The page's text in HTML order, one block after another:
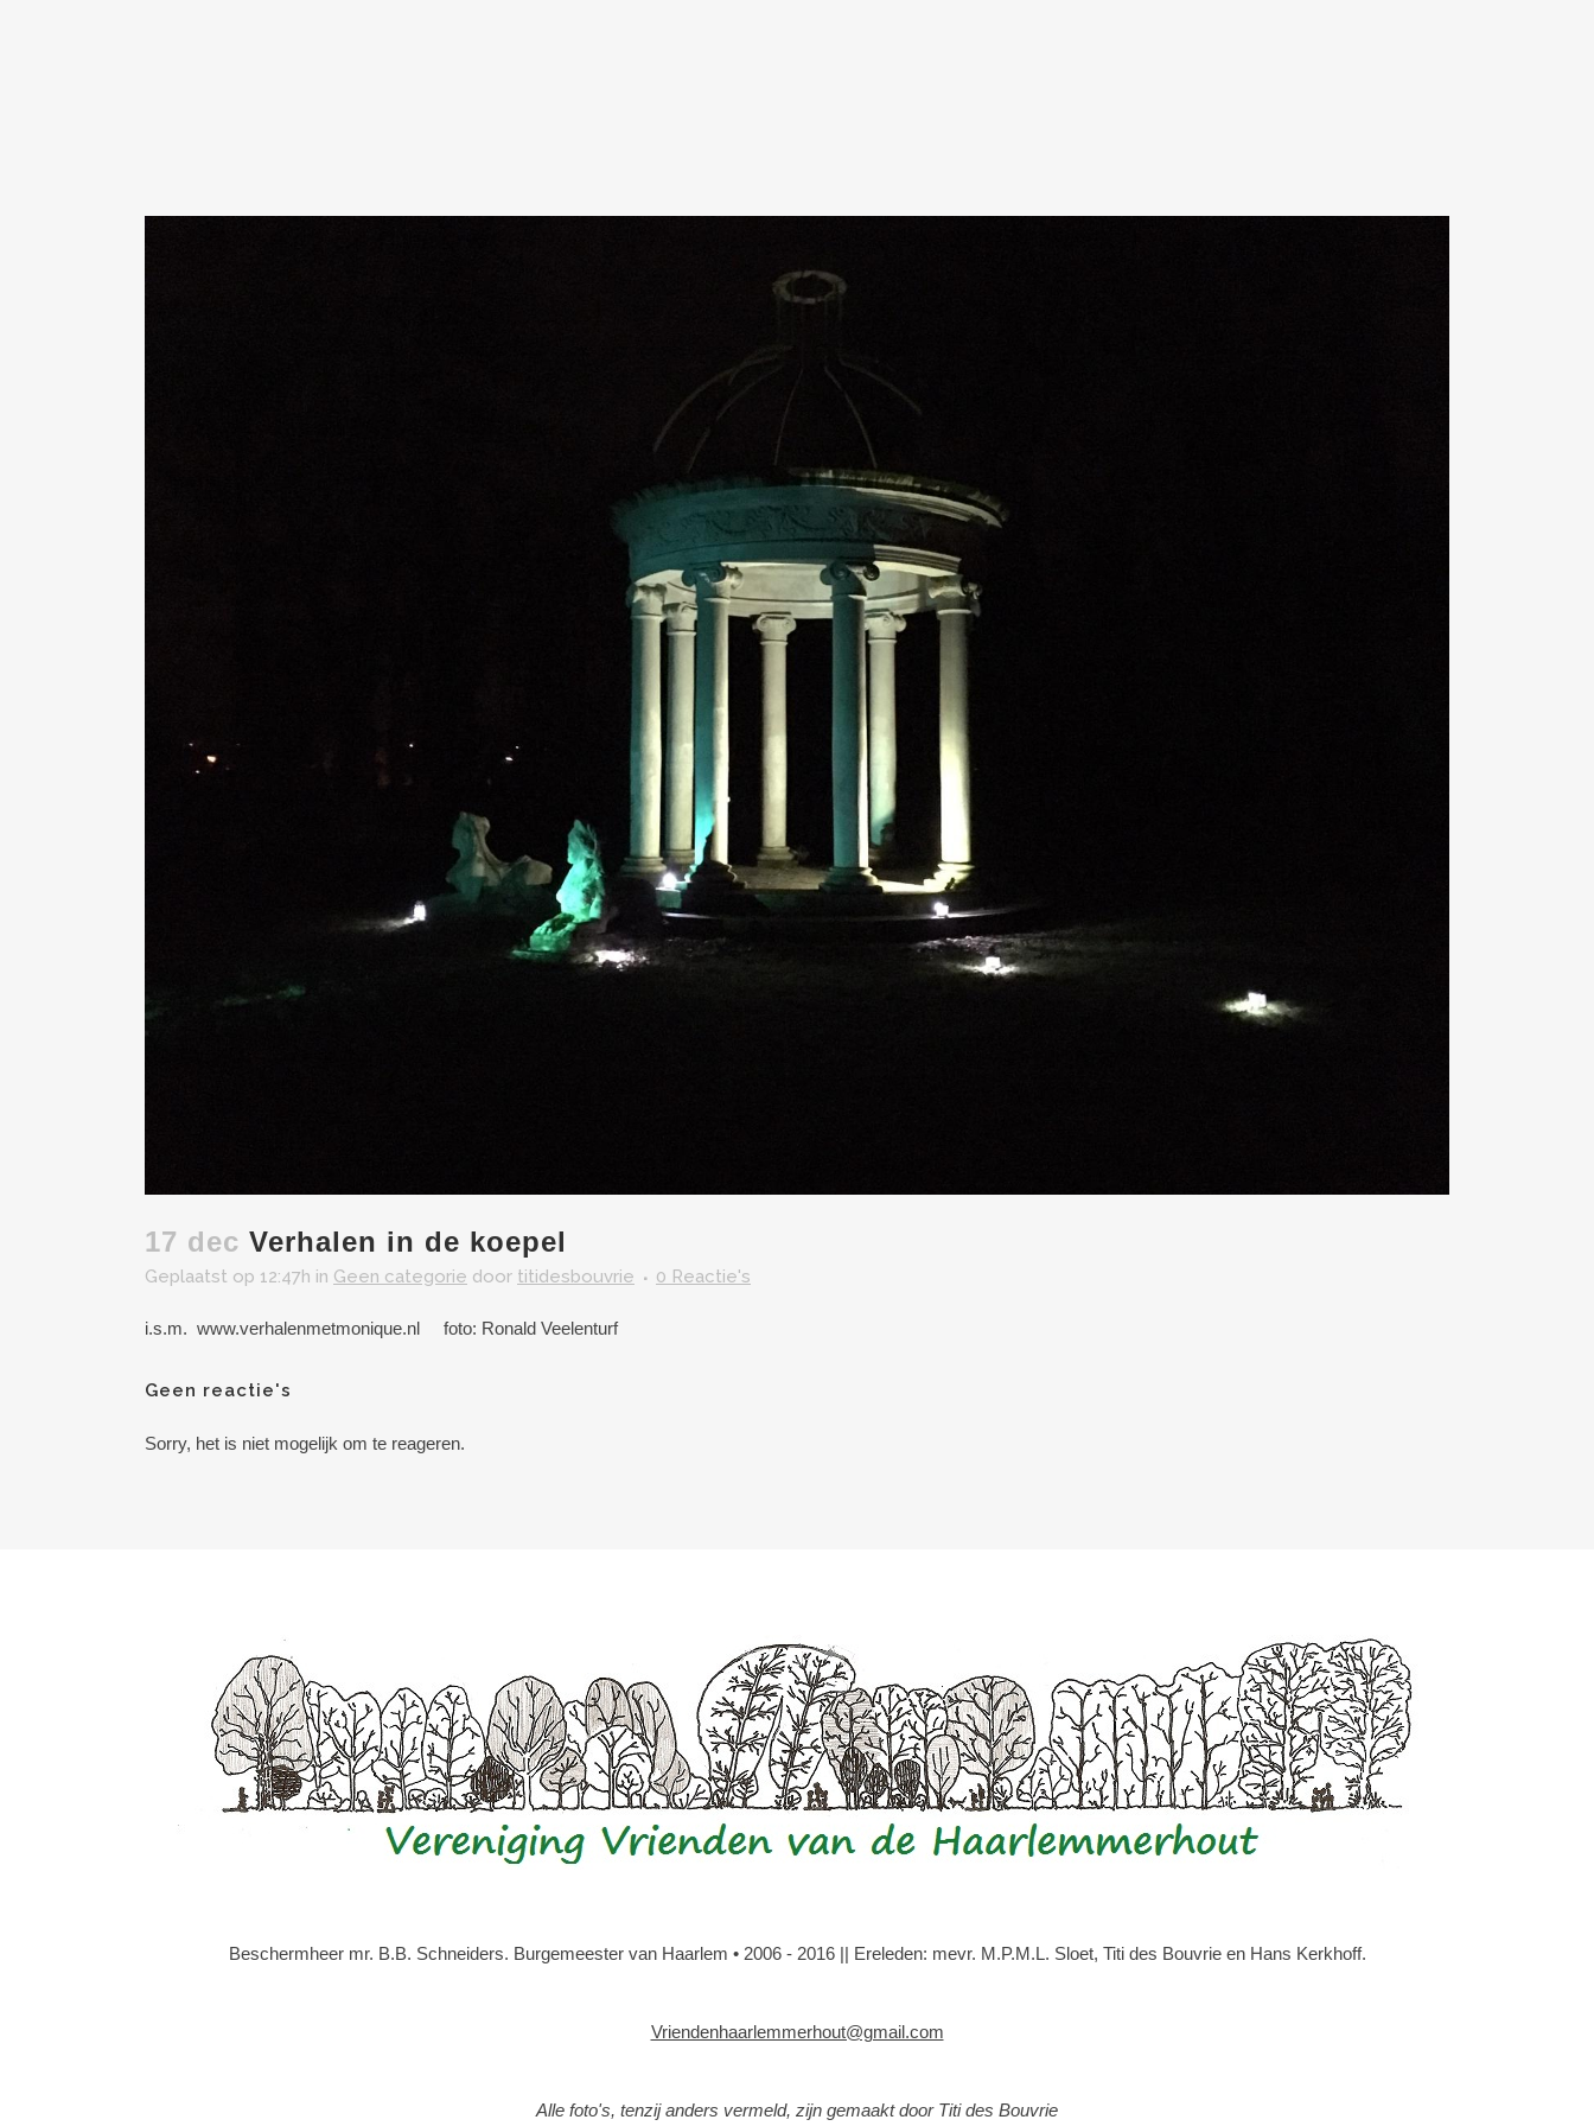
17 dec Verhalen in de koepel
Geplaatst op 12:47h in Geen categorie door titidesbouvrie 0 Reactie's
i.s.m. www.verhalenmetmonique.nl foto: Ronald Veelenturf
Geen reactie's
Sorry, het is niet mogelijk om te reageren.
Beschermheer mr. B.B. Schneiders. Burgemeester van Haarlem • 2006 - 2016 || Ereleden: mevr. M.P.M.L. Sloet, Titi des Bouvrie en Hans Kerkhoff.
Vriendenhaarlemmerhout@gmail.com
Alle foto's, tenzij anders vermeld, zijn gemaakt door Titi des Bouvrie